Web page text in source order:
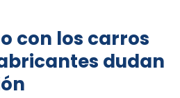
con los carros
dudan